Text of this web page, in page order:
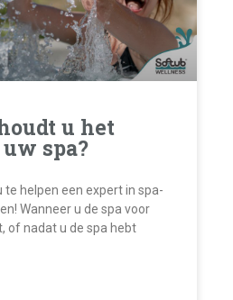
u het
spa?
te helpen een expert in spa-
Wanneer u de spa voor
of nadat u de spa hebt